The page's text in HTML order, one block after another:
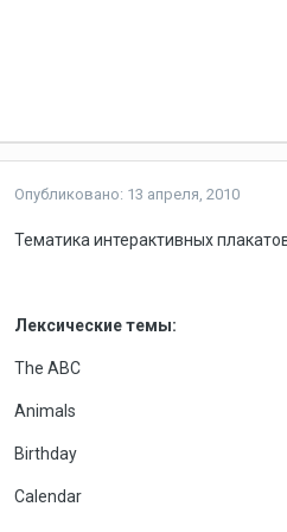
Опубликовано: 13 апреля, 2010
Тематика интерактивных
Лексические темы:
The ABC
Animals
Birthday
Calendar